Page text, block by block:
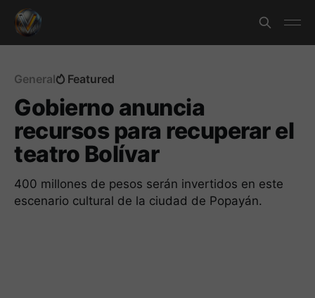
General Featured
Gobierno anuncia
recursos para recuperar el
teatro Bolívar
400 millones de pesos serán invertidos en este
escenario cultural de la ciudad de Popayán.